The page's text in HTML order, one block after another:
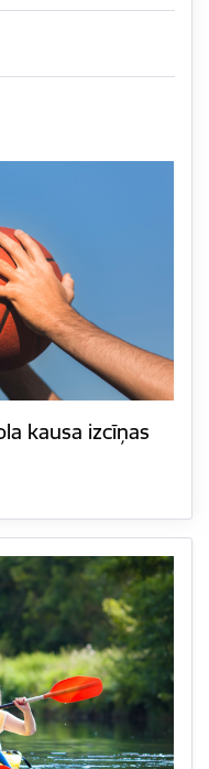
kausa izcīņas